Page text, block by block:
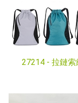
27214 - 拉鏈索